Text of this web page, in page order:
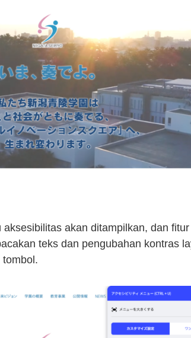
akan ditampilkan, dan
teks dan pengubahan kontras